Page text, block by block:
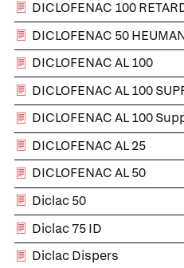
DICLOFENAC 100
DICLOFENAC 50
DICLOFENAC AL 100
DICLOFENAC AL 100
DICLOFENAC AL 100
DICLOFENAC AL 25
DICLOFENAC AL 50
Diclac 50
Diclac 75 ID
Diclac Dispers